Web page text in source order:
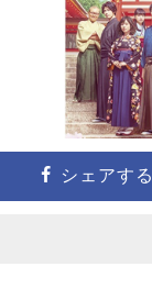
シェアする